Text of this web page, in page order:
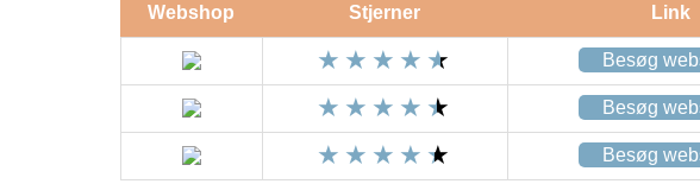
Webshop Stjerner Link
Besøg
Besøg
Besøg